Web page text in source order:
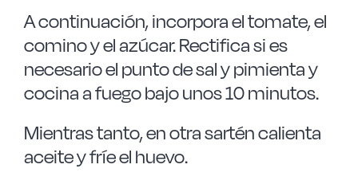
A continuación, incorpora el tomate, el
comino y el azúcar. Rectifica si es
necesario el punto de sal y pimienta y
cocina a fuego bajo unos 10 minutos.
Mientras tanto, en otra sartén calienta
aceite y fríe el huevo.